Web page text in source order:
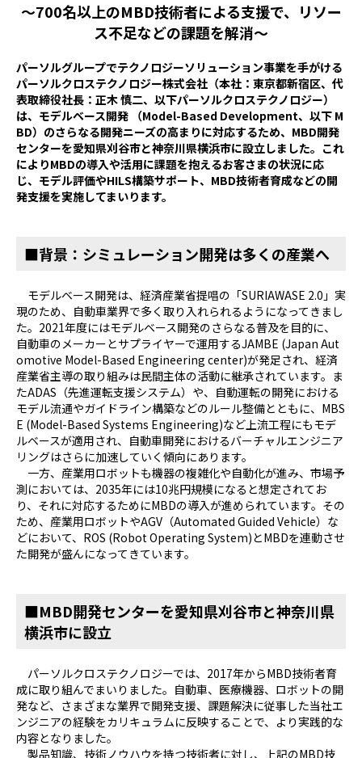
～700名以上のMBD技術者による支援で、リソー
ス不足などの課題を解消～
パーソルグループでテクノロジーソリューション事業を手がける
パーソルクロステクノロジー株式会社（本社：東京都新宿区、代
表取締役社長：正木 慎二、以下パーソルクロステクノロジー）
は、モデルベース開発 （Model-Based Development、以下 M
BD）のさらなる開発ニーズの高まりに対応するため、MBD開発
センターを愛知県刈谷市と神奈川県横浜市に設立しました。これ
によりMBDの導入や活用に課題を抱えるお客さまの状況に応
じ、モデル評価やHILS構築サポート、MBD技術者育成などの開
発支援を実施してまいります。
■背景：シミュレーション開発は多くの産業へ
モデルベース開発は、経済産業省提唱の「SURIAWASE 2.0」実
現のため、自動車業界で多く取り入れられるようになってきまし
た。2021年度にはモデルベース開発のさらなる普及を目的に、
自動車のメーカーとサプライヤーで運用するJAMBE (Japan Aut
omotive Model-Based Engineering center)が発足され、経済
産業省主導の取り組みは民間主体の活動に継承されています。ま
たADAS（先進運転支援システム）や、自動運転の開発における
モデル流通やガイドライン構築などのルール整備とともに、MBS
E (Model-Based Systems Engineering)など上流工程にもモデ
ルベースが適用され、自動車開発におけるバーチャルエンジニア
リングはさらに加速していく傾向にあります。
一方、産業用ロボットも機器の複雑化や自動化が進み、市場予
測においては、2035年には10兆円規模になると想定されてお
り、それに対応するためにMBDの導入が進められています。その
ため、産業用ロボットやAGV（Automated Guided Vehicle）な
どにおいて、ROS (Robot Operating System)とMBDを連動させ
た開発が盛んになってきています。
■MBD開発センターを愛知県刈谷市と神奈川県
横浜市に設立
パーソルクロステクノロジーでは、2017年からMBD技術者育
成に取り組んでまいりました。自動車、医療機器、ロボットの開
発など、さまざまな業界で開発支援、課題解決に従事した当社エ
ンジニアの経験をカリキュラムに反映することで、より実践的な
内容となりました。
製品知識、技術ノウハウを持つ技術者に対し、上記のMBD技